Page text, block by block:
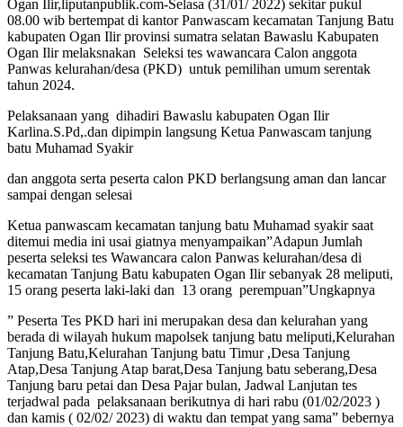
Ogan Ilir,liputanpublik.com-Selasa (31/01/ 2022) sekitar pukul
08.00 wib bertempat di kantor Panwascam kecamatan Tanjung Batu
kabupaten Ogan Ilir provinsi sumatra selatan Bawaslu Kabupaten
Ogan Ilir melaksnakan Seleksi tes wawancara Calon anggota
Panwas kelurahan/desa (PKD) untuk pemilihan umum serentak
tahun 2024.
Pelaksanaan yang dihadiri Bawaslu kabupaten Ogan Ilir
Karlina.S.Pd,.dan dipimpin langsung Ketua Panwascam tanjung
batu Muhamad Syakir
dan anggota serta peserta calon PKD berlangsung aman dan lancar
sampai dengan selesai
Ketua panwascam kecamatan tanjung batu Muhamad syakir saat
ditemui media ini usai giatnya menyampaikan”Adapun Jumlah
peserta seleksi tes Wawancara calon Panwas kelurahan/desa di
kecamatan Tanjung Batu kabupaten Ogan Ilir sebanyak 28 meliputi,
15 orang peserta laki-laki dan 13 orang perempuan”Ungkapnya
” Peserta Tes PKD hari ini merupakan desa dan kelurahan yang
berada di wilayah hukum mapolsek tanjung batu meliputi,Kelurahan
Tanjung Batu,Kelurahan Tanjung batu Timur ,Desa Tanjung
Atap,Desa Tanjung Atap barat,Desa Tanjung batu seberang,Desa
Tanjung baru petai dan Desa Pajar bulan, Jadwal Lanjutan tes
terjadwal pada pelaksanaan berikutnya di hari rabu (01/02/2023 )
dan kamis ( 02/02/ 2023) di waktu dan tempat yang sama” bebernya